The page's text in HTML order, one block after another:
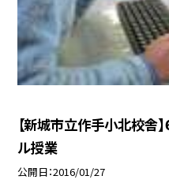
【新城市立作手小北校舎
ル授業
公開日 2016/01/27